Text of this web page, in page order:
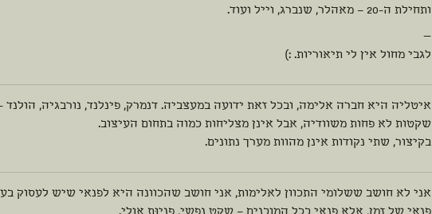
ותחילת ה-20 – מאהלר, שנברג, וייל ועוד.
—
לגבי מחול אין לי תיאוריות. :)
איטליה היא חברה אלימה, ובכל זאת ידועה במעצביה. דנמרק, פינלנד, נורבגיה, הולנד
שקטות לא פחות משוודיה, אבל אינן מצליחות כמוה בתחום העיצוב.
בקיצור, שתי נקודות אינן מהוות מערך נתונים.
אני לא חושב ששלומי התכוון לאלימות, אני חושב שהכוונה היא לפנאי שיש לעסוק